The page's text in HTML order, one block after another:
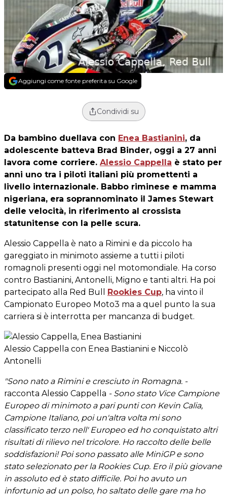
Aggiungi come fonte preferita su Google
Condividi su
Da bambino duellava con Enea Bastianini, da
adolescente batteva Brad Binder, oggi a 27 anni
lavora come corriere. Alessio Cappella è stato per
anni uno tra i piloti italiani più promettenti a
livello internazionale. Babbo riminese e mamma
nigeriana, era soprannominato il James Stewart
delle velocità, in riferimento al crossista
statunitense con la pelle scura.
Alessio Cappella è nato a Rimini e da piccolo ha
gareggiato in minimoto assieme a tutti i piloti
romagnoli presenti oggi nel motomondiale. Ha corso
contro Bastianini, Antonelli, Migno e tanti altri. Ha poi
partecipato alla Red Bull Rookies Cup, ha vinto il
Campionato Europeo Moto3 ma a quel punto la sua
carriera si è interrotta per mancanza di budget.
Alessio Cappella con Enea Bastianini e Niccolò
Antonelli
"Sono nato a Rimini e cresciuto in Romagna. -
racconta Alessio Cappella - Sono stato Vice Campione
Europeo di minimoto a pari punti con Kevin Calia,
Campione Italiano, poi un'altra volta mi sono
classificato terzo nell' Europeo ed ho conquistato altri
risultati di rilievo nel tricolore. Ho raccolto delle belle
soddisfazioni! Poi sono passato alle MiniGP e sono
stato selezionato per la Rookies Cup. Ero il più giovane
in assoluto ed è stato difficile. Poi ho avuto un
infortunio ad un polso, ho saltato delle gare maho